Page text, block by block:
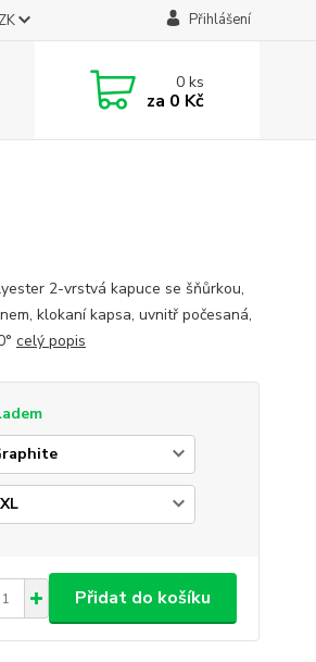
Přihlášení
0ks
za 0 Kč
2-vrstvá kapuce se šňůrkou,
klokaní kapsa, uvnitř počesaná,
celý popis
Přidat do košíku